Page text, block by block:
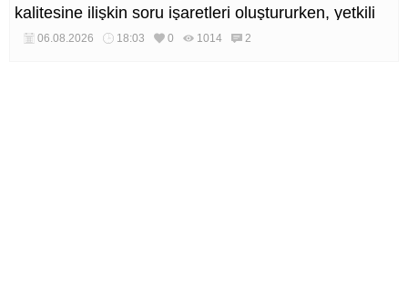
kalitesine ilişkin soru işaretleri oluştururken, yetkili
kurumların teknik inceleme yapması çağrısı yapıldı.
06.08.2026 18:03 0 1014 2